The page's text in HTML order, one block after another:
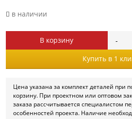
в наличии
В корзину
Купить в 1
Цена указана за комплект деталей при
корзину. При проектном или оптовом
заказа рассчитывается специалистом
особенностей проекта. Наличие